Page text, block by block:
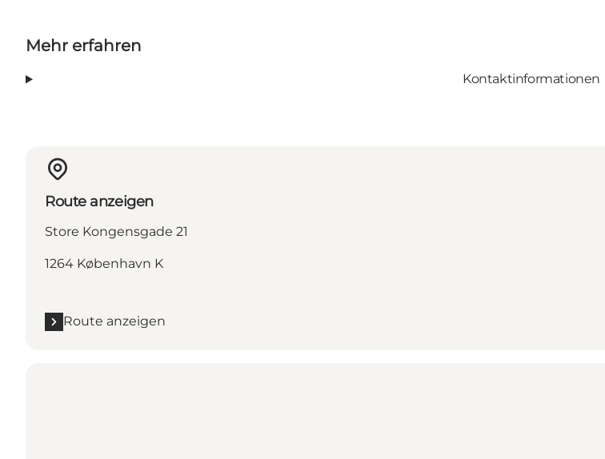
Mehr erfahren
Kontaktinformationen
Route anzeigen
Store Kongensgade 21
1264 København K
Route anzeigen